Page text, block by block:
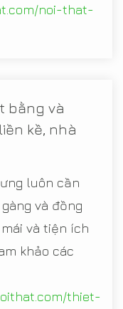
noi-that-
bằng và
kề, nhà
luôn cần
và đồng
và tiện ích
khảo các
thiet-